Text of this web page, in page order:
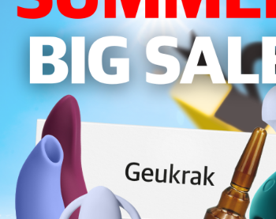
예상치 못한 에러입니다.